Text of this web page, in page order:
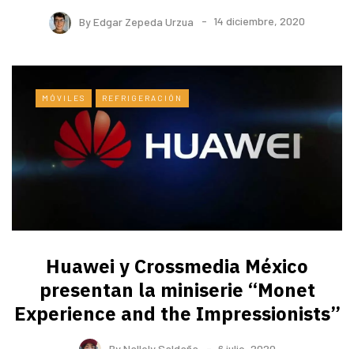
ByEdgar Zepeda Urzua 14 diciembre, 2020
MÓVILES REFRIGERACIÓN
Huawei y Crossmedia México
presentan la miniserie “Monet
Experience and the Impressionists”